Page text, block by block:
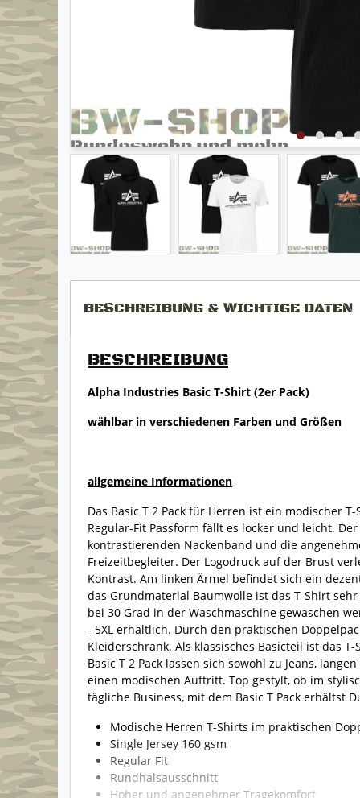
BESCHREIBUNG & WICHTIGE DATEN
BESCHREIBUNG
Alpha Industries Basic T-Shirt (2er Pack)
wählbar in verschiedenen Farben und Größen
allgemeine Informationen
Das Basic T 2 Pack für Herren ist ein modischer
Regular-Fit Passform fällt es locker und leicht.
kontrastierenden Nackenband und die
Freizeitbegleiter. Der Logodruck auf der Brust
Kontrast. Am linken Ärmel befindet sich ein
das Grundmaterial Baumwolle ist das T-Shirt
bei 30 Grad in der Waschmaschine gewaschen
- 5XL erhältlich. Durch den praktischen
Kleiderschrank. Als klassisches Basicteil ist das
Basic T 2 Pack lassen sich sowohl zu Jeans,
einen modischen Auftritt. Top gestylt, ob im
tägliche Business, mit dem Basic T Pack erhältst
Modische Herren T-Shirts im praktischen
Single Jersey 160 gsm
Regular Fit
Rundhalsausschnitt
Hoher und angenehmer Tragekomfort